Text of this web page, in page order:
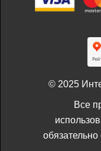
© 2025
Все
обязательно